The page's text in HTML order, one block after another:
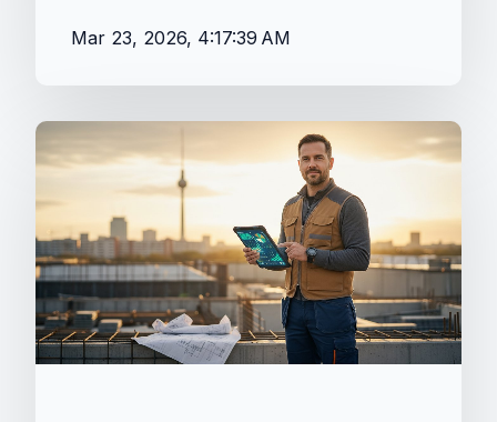
Mar 23, 2026, 4:17:39 AM